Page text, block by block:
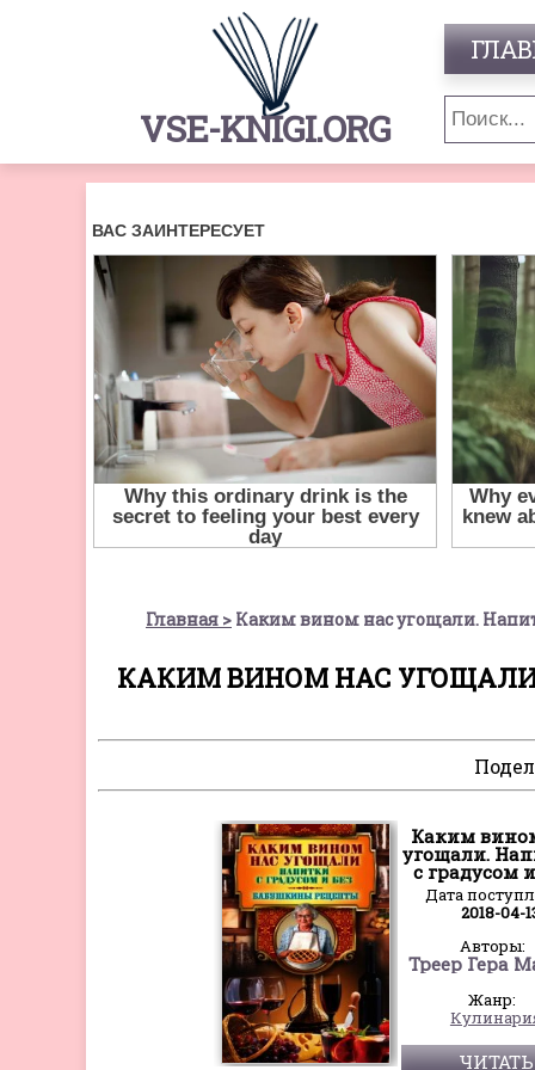
VSE-KNIGI.ORG
Главная Каким вином нас угощали.
КАКИМ ВИНОМ НАС УГОЩАЛИ.
Каким
угощали.
с градусом
Дата
2018-04-
Авторы:
Жанр:
ЧИТАТЬ